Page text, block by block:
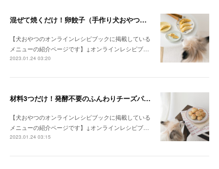
混ぜて焼くだけ！卵餃子（手作り犬おやつレシピ）
【犬おやつのオンラインレシピブックに掲載している
メニューの紹介ページです】↓オンラインレシピブ…
2023.01.24 03:20
材料3つだけ！発酵不要のふんわりチーズパン（手作り犬おやつレシピ）
【犬おやつのオンラインレシピブックに掲載している
メニューの紹介ページです】↓オンラインレシピブ…
2023.01.24 03:15